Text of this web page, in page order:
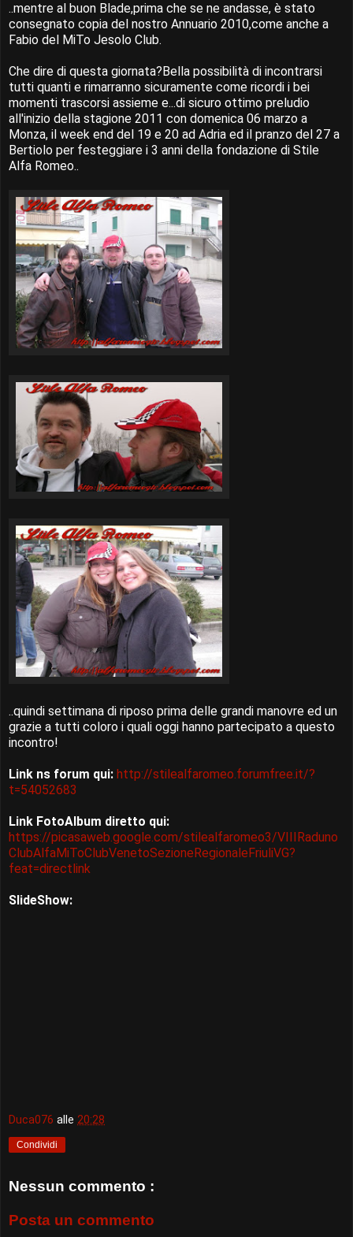
..mentre al buon Blade,prima che se ne andasse, è stato
consegnato copia del nostro Annuario 2010,come anche a
Fabio del MiTo Jesolo Club.
Che dire di questa giornata?Bella possibilità di incontrarsi
tutti quanti e rimarranno sicuramente come ricordi i bei
momenti trascorsi assieme e...di sicuro ottimo preludio
all'inizio della stagione 2011 con domenica 06 marzo a
Monza, il week end del 19 e 20 ad Adria ed il pranzo del 27 a
Bertiolo per festeggiare i 3 anni della fondazione di Stile
Alfa Romeo..
..quindi settimana di riposo prima delle grandi manovre ed un
grazie a tutti coloro i quali oggi hanno partecipato a questo
incontro!
Link ns forum qui: http://stilealfaromeo.forumfree.it/?
t=54052683
Link FotoAlbum diretto qui:
https://picasaweb.google.com/stilealfaromeo3/VIIIRaduno
ClubAlfaMiToClubVenetoSezioneRegionaleFriuliVG?
feat=directlink
SlideShow:
Duca076 alle 20:28
Condividi
Nessun commento :
Posta un commento